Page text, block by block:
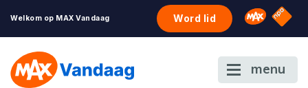
Welkom op MAX Vandaag Word lid Omroep
NPO
menu